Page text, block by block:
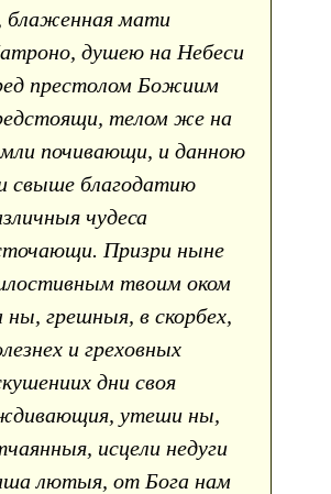
блаженная мати
душею на Небеси
престолом Божиим
телом же на
почивающи, и данною
свыше благодатию
чудеса
Призри ныне
твоим оком
ны, грешныя, в скорбех,
и греховных
дни своя
утеши ны,
исцели недуги
лютыя, от Бога нам